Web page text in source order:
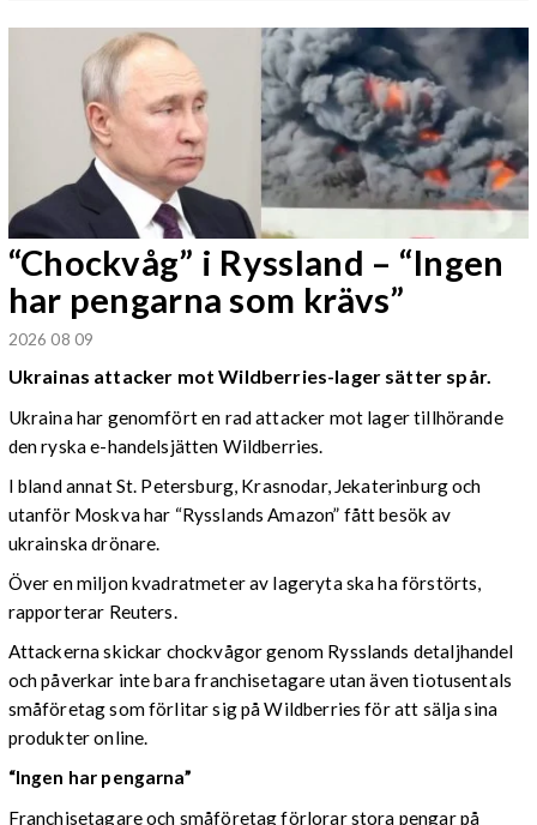
“Chockvåg” i Ryssland – “Ingen
har pengarna som krävs”
2026 08 09
Ukrainas attacker mot Wildberries-lager sätter spår.
Ukraina har genomfört en rad attacker mot lager tillhörande
den ryska e-handelsjätten Wildberries.
I bland annat St. Petersburg, Krasnodar, Jekaterinburg och
utanför Moskva har “Rysslands Amazon” fått besök av
ukrainska drönare.
Över en miljon kvadratmeter av lageryta ska ha förstörts,
rapporterar Reuters.
Attackerna skickar chockvågor genom Rysslands detaljhandel
och påverkar inte bara franchisetagare utan även tiotusentals
småföretag som förlitar sig på Wildberries för att sälja sina
produkter online.
“Ingen har pengarna”
Franchisetagare och småföretag förlorar stora pengar på